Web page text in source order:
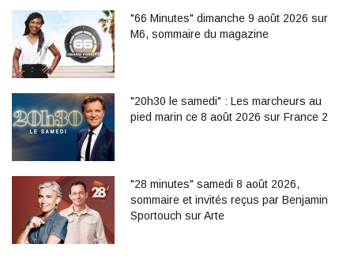
"66 Minutes" dimanche 9 août 2026 sur
M6, sommaire du magazine
"20h30 le samedi" : Les marcheurs au
pied marin ce 8 août 2026 sur France 2
"28 minutes" samedi 8 août 2026,
sommaire et invités reçus par Benjamin
Sportouch sur Arte